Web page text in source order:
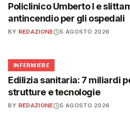
Policlinico Umberto I e
antincendio per gli ospedali
BY REDAZIONE 5 AGOSTO 2026
🩺
INFERMIERE
Edilizia sanitaria: 7 miliardi
strutture e tecnologie
BY REDAZIONE 5 AGOSTO 2026